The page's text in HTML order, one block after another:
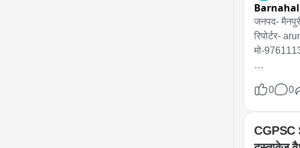
जनपद-
रिपोर्टर-
मो-
स्लोगन -
0 0
CGPSC